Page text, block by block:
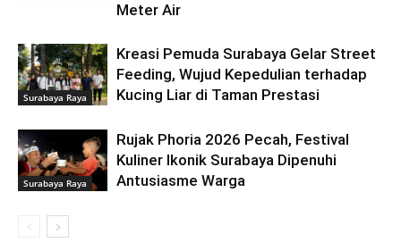
Meter Air
Surabaya Raya
Kreasi Pemuda Surabaya Gelar Street
Feeding, Wujud Kepedulian terhadap
Kucing Liar di Taman Prestasi
Surabaya Raya
Rujak Phoria 2026 Pecah, Festival
Kuliner Ikonik Surabaya Dipenuhi
Antusiasme Warga